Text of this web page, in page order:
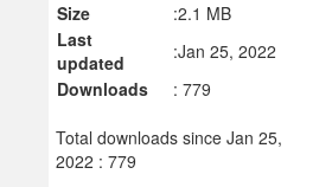
Size
:2.1 MB
Last
updated
:Jan 25, 2022
Downloads
: 779
Total downloads since Jan 25,
2022 : 779